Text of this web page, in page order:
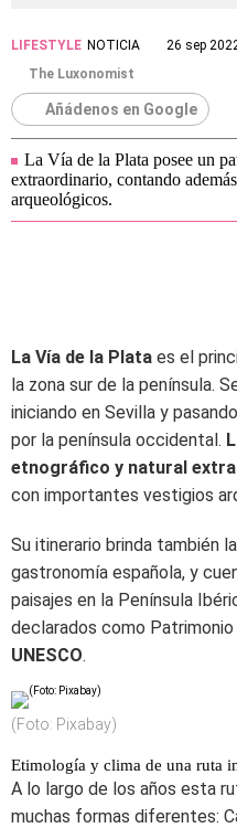
LIFESTYLE NOTICIA
26 sep
The Luxonomist
Añádenos en Google
La Vía de la Plata posee un
extraordinario, contando
arqueológicos.
La Vía de la Plata es el
la zona sur de la península.
iniciando en Sevilla y
por la península occidental.
etnográfico y natural
con importantes vestigios
Su itinerario brinda también
gastronomía española, y
paisajes en la Península
declarados como
UNESCO.
(Foto: Pixabay)
Etimología y clima de una ruta
A lo largo de los años esta
muchas formas diferentes: